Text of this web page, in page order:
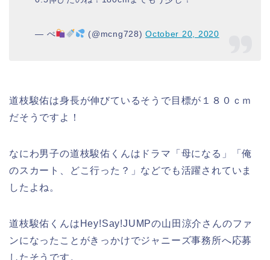
— ぺ (@mcng728)October 20, 2020
道枝駿佑は身長が伸びているそうで目標が１８０ｃｍ
だそうですよ！
なにわ男子の道枝駿佑くんはドラマ「 母になる 」「俺
のスカート、どこ行った？
」などでも活躍されていま
したよね。
道枝駿佑くんはHey!Say!JUMPの山田涼介さんのファ
ンになったことがきっかけでジャニーズ事務所へ応募
したそうです。